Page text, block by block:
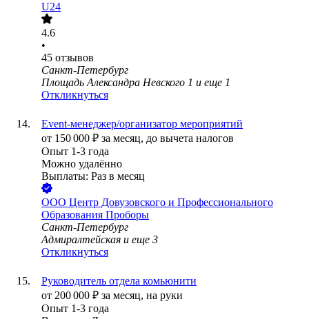
U24
4.6
•
45 отзывов
Санкт-Петербург
Площадь Александра Невского 1 и еще 1
Откликнуться
Event-менеджер/организатор мероприятий
от 150 000 ₽ за месяц, до вычета налогов
Опыт 1-3 года
Можно удалённо
Выплаты: Раз в месяц
ООО Центр Довузовского и Профессионального
Образования Проборы
Санкт-Петербург
Адмиралтейская и еще 3
Откликнуться
Руководитель отдела комьюнити
от 200 000 ₽ за месяц, на руки
Опыт 1-3 года